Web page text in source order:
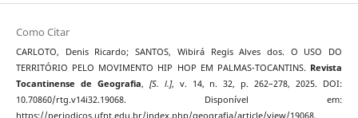
Como Citar
CARLOTO, Denis Ricardo; SANTOS, Wibirá Regis Alves dos. O USO DO
TERRITÓRIO PELO MOVIMENTO HIP HOP EM PALMAS-TOCANTINS. Revista
Tocantinense de Geografia, [S. l.], v. 14, n. 32, p. 262–278, 2025. DOI:
10.70860/rtg.v14i32.19068. Disponível em:
https://periodicos.ufnt.edu.br/index.php/geografia/article/view/19068.